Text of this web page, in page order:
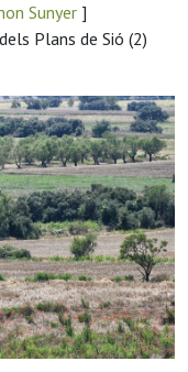
Sunyer ]
Plans de Sió (2)